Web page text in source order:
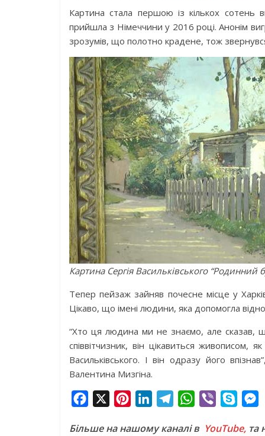
Картина стала першою із кількох сотень
прийшла з Німеччини у 2016 році. Анонім
зрозумів, що полотно крадене, тож звернувся
Картина Сергія Васильківського “Родинний
Тепер пейзаж зайняв почесне місце у
Цікаво, що імені людини, яка допомогла
“Хто ця людина ми не знаємо, але сказав,
співвітчизник, він цікавиться живописом,
Васильківського. І він одразу його
Валентина Мизгіна.
c
n
n
l
W
a
b
y
s
Більше на нашому каналі в YouTube, та